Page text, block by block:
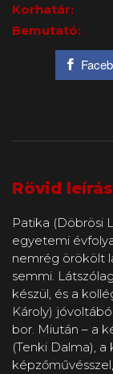
Korhatár:
Bemutató:
Rövid leírás
Patika (Döbrösi
egyetemi
nemrég örökölt
semmi.
készül, és a
Károly)
bor. Miután – a
(Tenki Dalma),